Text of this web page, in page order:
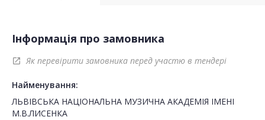
Інформація про замовника
open_in_new Як перевірити замовника перед участю в тендері
Найменування:
ЛЬВІВСЬКА НАЦІОНАЛЬНА МУЗИЧНА АКАДЕМІЯ ІМЕНІ
М.В.ЛИСЕНКА